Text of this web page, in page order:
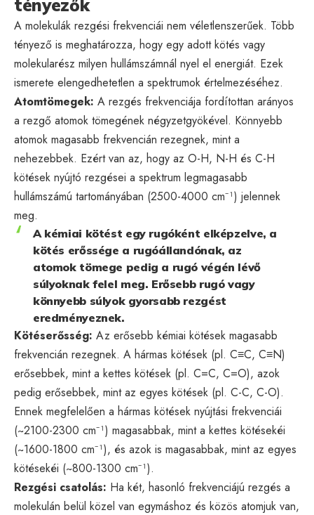
tényezők
A molekulák rezgési frekvenciái nem véletlenszerűek. Több
tényező is meghatározza, hogy egy adott kötés vagy
molekularész milyen hullámszámnál nyel el energiát. Ezek
ismerete elengedhetetlen a spektrumok értelmezéséhez.
Atomtömegek: A rezgés frekvenciája fordítottan arányos
a rezgő atomok tömegének négyzetgyökével. Könnyebb
atomok magasabb frekvencián rezegnek, mint a
nehezebbek. Ezért van az, hogy az O-H, N-H és C-H
kötések nyújtó rezgései a spektrum legmagasabb
hullámszámú tartományában (2500-4000 cm⁻¹) jelennek
meg.
A kémiai kötést egy rugóként elképzelve, a
kötés erőssége a rugóállandónak, az
atomok tömege pedig a rugó végén lévő
súlyoknak felel meg. Erősebb rugó vagy
könnyebb súlyok gyorsabb rezgést
eredményeznek.
Kötéserősség: Az erősebb kémiai kötések magasabb
frekvencián rezegnek. A hármas kötések (pl. C≡C, C≡N)
erősebbek, mint a kettes kötések (pl. C=C, C=O), azok
pedig erősebbek, mint az egyes kötések (pl. C-C, C-O).
Ennek megfelelően a hármas kötések nyújtási frekvenciái
(~2100-2300 cm⁻¹) magasabbak, mint a kettes kötésekéi
(~1600-1800 cm⁻¹), és azok is magasabbak, mint az egyes
kötésekéi (~800-1300 cm⁻¹).
Rezgési csatolás: Ha két, hasonló frekvenciájú rezgés a
molekulán belül közel van egymáshoz és közös atomjuk van,